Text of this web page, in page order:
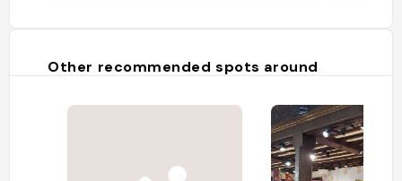
Other recommended spots around